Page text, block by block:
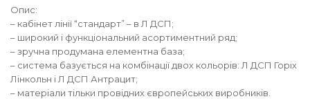
Опис:
– кабінет лінії “стандарт” – в Л ДСП;
– широкий і функціональний асортиментний ряд;
– зручна продумана елементна база;
– система базується на комбінації двох кольорів: Л ДСП Горіх
Лінкольн і Л ДСП Антрацит;
– матеріали тільки провідних європейських виробників.